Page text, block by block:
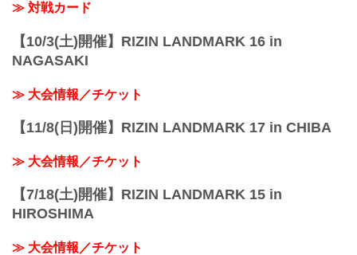
≫ 対戦カード
【10/3(土)開催】RIZIN LANDMARK 16 in
NAGASAKI
≫ 大会情報／チケット
【11/8(日)開催】RIZIN LANDMARK 17 in CHIBA
≫ 大会情報／チケット
【7/18(土)開催】RIZIN LANDMARK 15 in
HIROSHIMA
≫ 大会情報／チケット